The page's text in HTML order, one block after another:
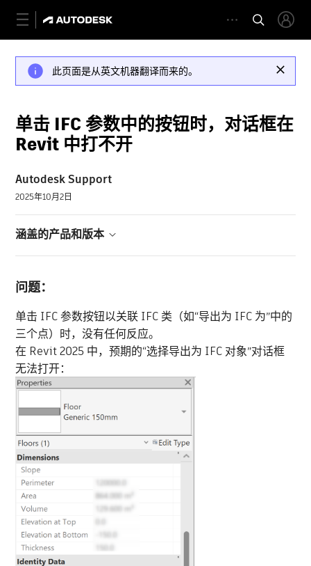
此页面是从英文机器翻译而来的。
单击 IFC 参数中的按钮时，对话框在
Revit 中打不开
Autodesk Support
2025年10月2日
涵盖的产品和版本
问题：
单击 IFC 参数按钮以关联 IFC 类（如“导出为 IFC 为”中的
三个点）时，没有任何反应。
在 Revit 2025 中，预期的“选择导出为 IFC 对象”对话框
无法打开：